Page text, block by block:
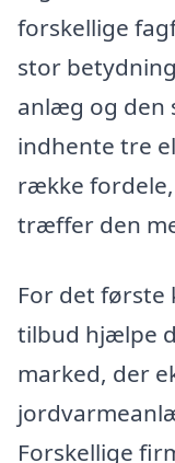
forskellige
stor
anlæg og den
indhente tre
række
træffer den
For det første
tilbud hjælpe
marked, der
Forskellige